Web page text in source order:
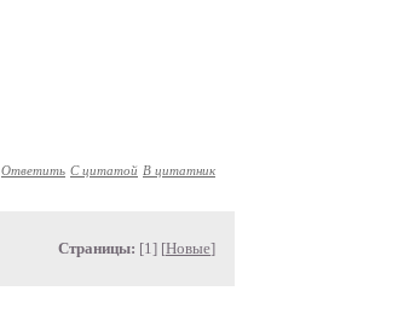
Ответить С цитатой В цитатник
Страницы: [1] [Новые]